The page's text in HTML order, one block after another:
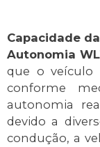
Capacidade
Autonomia
que o veículo
conforme
autonomia
devido a
condução, a